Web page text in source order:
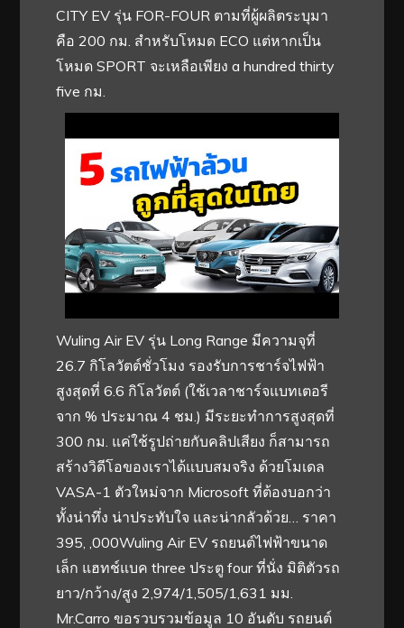
CITY EV รุ่น FOR-FOUR ตามที่ผู้ผลิตระบุมา
คือ 200 กม. สำหรับโหมด ECO แต่หากเป็น
โหมด SPORT จะเหลือเพียง a hundred thirty
five กม.
Wuling Air EV รุ่น Long Range มีความจุที่
26.7 กิโลวัตต์ชั่วโมง รองรับการชาร์จไฟฟ้า
สูงสุดที่ 6.6 กิโลวัตต์ (ใช้เวลาชาร์จแบทเตอรี
จาก % ประมาณ 4 ชม.) มีระยะทำการสูงสุดที่
300 กม. แค่ใช้รูปถ่ายกับคลิปเสียง ก็สามารถ
สร้างวิดีโอของเราได้แบบสมจริง ด้วยโมเดล
VASA-1 ตัวใหม่จาก Microsoft ที่ต้องบอกว่า
ทั้งน่าทึ่ง น่าประทับใจ และน่ากลัวด้วย… ราคา
395, ,000Wuling Air EV รถยนต์ไฟฟ้าขนาด
เล็ก แฮทช์แบค three ประตู four ที่นั่ง มิติตัวรถ
ยาว/กว้าง/สูง 2,974/1,505/1,631 มม.
Mr.Carro ขอรวบรวมข้อมูล 10 อันดับ รถยนต์